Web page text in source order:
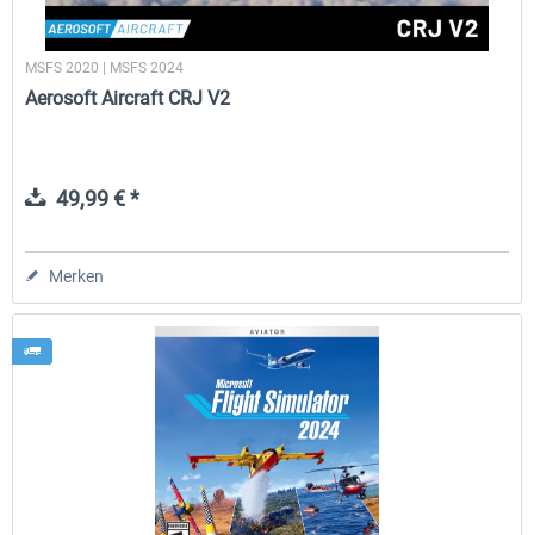
MSFS 2020 | MSFS 2024
Aerosoft Aircraft CRJ V2
49,99 € *
Merken